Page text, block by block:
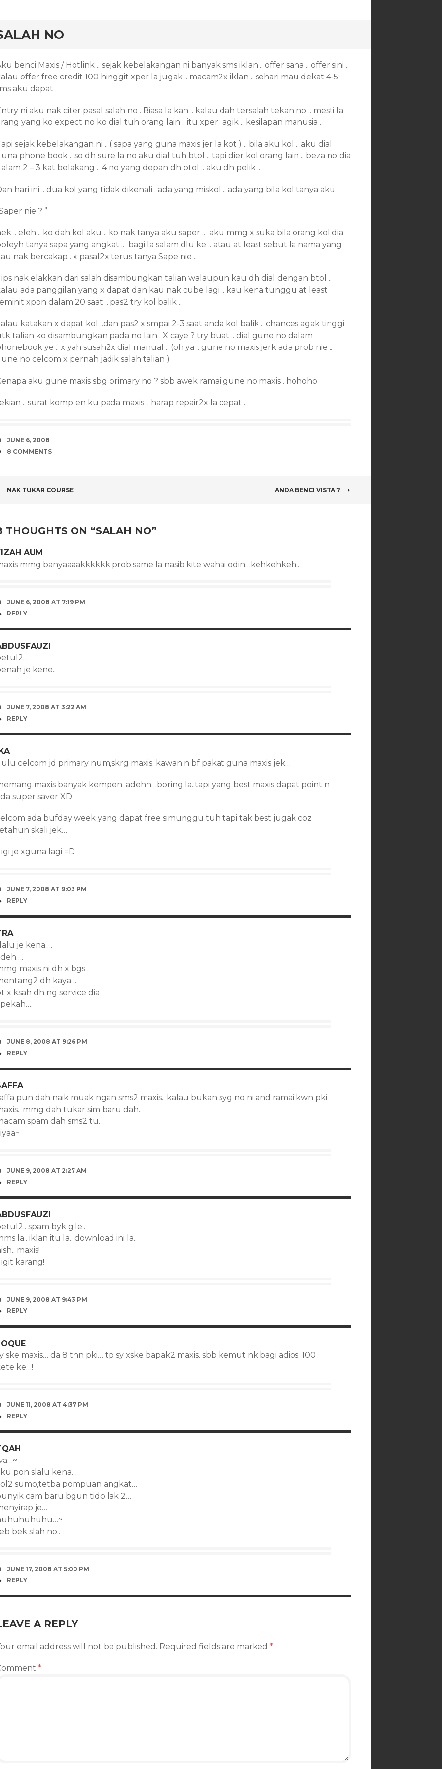
NO
benci Maxis / Hotlink .. sejak kebelakangan ni banyak sms iklan .. offer sana .. offer sini ..
offer free credit 100 hinggit xper la jugak .. macam2x iklan .. sehari mau dekat 4-5
aku dapat .
ni aku nak citer pasal salah no . Biasa la kan .. kalau dah tersalah tekan no .. mesti la
yang ko expect no ko dial tuh orang lain .. itu xper lagik .. kesilapan manusia ..
sejak kebelakangan ni .. ( sapa yang guna maxis jer la kot ) .. bila aku kol .. aku dial
phone book .. so dh sure la no aku dial tuh btol .. tapi dier kol orang lain .. beza no dia
2 – 3 kat belakang .. 4 no yang depan dh btol .. aku dh pelik ..
hari ini .. dua kol yang tidak dikenali . ada yang miskol .. ada yang bila kol tanya aku
nie ? ”
.. eleh .. ko dah kol aku .. ko nak tanya aku saper .. aku mmg x suka bila orang kol dia
tanya sapa yang angkat .. bagi la salam dlu ke .. atau at least sebut la nama yang
nak bercakap . x pasal2x terus tanya Sape nie ..
nak elakkan dari salah disambungkan talian walaupun kau dh dial dengan btol ..
ada panggilan yang x dapat dan kau nak cube lagi .. kau kena tunggu at least
xpon dalam 20 saat .. pas2 try kol balik ..
katakan x dapat kol ..dan pas2 x smpai 2-3 saat anda kol balik .. chances agak tinggi
talian ko disambungkan pada no lain . X caye ? try buat .. dial gune no dalam
ye .. x yah susah2x dial manual .. (oh ya .. gune no maxis jerk ada prob nie ..
no celcom x pernah jadik salah talian )
aku gune maxis sbg primary no ? sbb awek ramai gune no maxis . hohoho
.. surat komplen ku pada maxis .. harap repair2x la cepat ..
DATE
JUNE 6, 2008
COMMENTS
8 COMMENTS
NAK TUKAR COURSE ANDA BENCI VISTA ?
THOUGHTS ON “SALAH NO”
AUM
mmg banyaaaakkkkkk prob.same la nasib kite wahai odin…kehkehkeh..
JUNE 6, 2008 AT 7:19 PM
REPLY
je kene..
JUNE 7, 2008 AT 3:22 AM
REPLY
celcom jd primary num,skrg maxis. kawan n bf pakat guna maxis jek…
maxis banyak kempen. adehh…boring la..tapi yang best maxis dapat point n
super saver XD
ada bufday week yang dapat free simunggu tuh tapi tak best jugak coz
skali jek…
je xguna lagi =D
JUNE 7, 2008 AT 9:03 PM
REPLY
je kena….
maxis ni dh x bgs…
dh kaya….
x ksah dh ng service dia
JUNE 8, 2008 AT 9:26 PM
REPLY
pun dah naik muak ngan sms2 maxis.. kalau bukan syg no ni and ramai kwn pki
mmg dah tukar sim baru dah..
spam dah sms2 tu.
JUNE 9, 2008 AT 2:27 AM
REPLY
spam byk gile..
la.. iklan itu la.. download ini la..
maxis!
karang!
JUNE 9, 2008 AT 9:43 PM
REPLY
ske maxis… da 8 thn pki… tp sy xske bapak2 maxis. sbb kemut nk bagi adios. 100
ke…!
JUNE 11, 2008 AT 4:37 PM
REPLY
pon slalu kena…
sumo,tetba pompuan angkat…
cam baru bgun tido lak 2…
je…
bek slah no..
JUNE 17, 2008 AT 5:00 PM
REPLY
A REPLY
email address will not be published. Required fields are marked *
*